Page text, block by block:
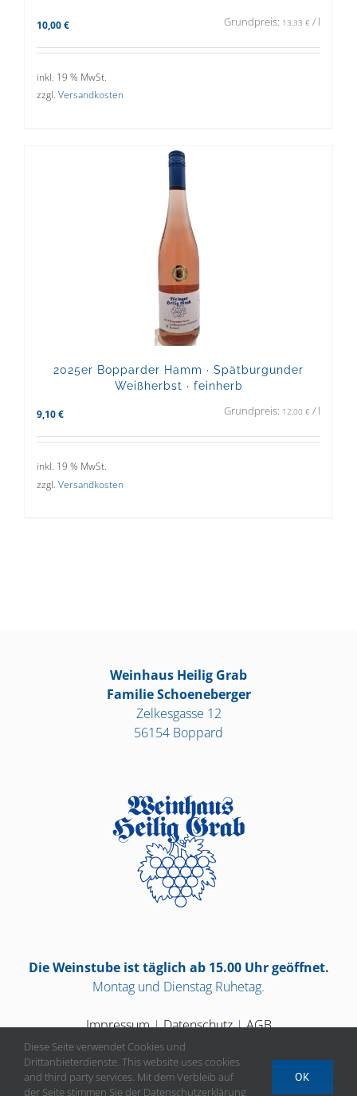
10,00 € Grundpreis: 13,33 € / l
inkl. 19 % MwSt.
zzgl. Versandkosten
2025er Bopparder Hamm · Spätburgunder
Weißherbst · feinherb
9,10 € Grundpreis: 12,00 € / l
inkl. 19 % MwSt.
zzgl. Versandkosten
Weinhaus Heilig Grab
Familie Schoeneberger
Zelkesgasse 12
56154 Boppard
Die Weinstube ist täglich ab 15.00 Uhr geöffnet.
Montag und Dienstag Ruhetag.
Impressum|Datenschutz|AGB
Diese Seite verwendet Cookies und
Drittanbieterdienste. This website uses cookies
and third party services. Mit dem Verbleib auf
der Seite stimmen Sie der Datenschutzerklärung
OK